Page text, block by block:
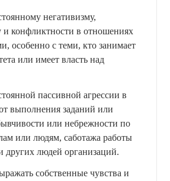
негативизму,
конфликтности в отношениях
особенно с теми, кто занимает
или имеет власть над
пассивной агрессии в
выполнения заданий или
или небрежности по
или людям, саботажа работы
других людей организаций.
собственные чувства и